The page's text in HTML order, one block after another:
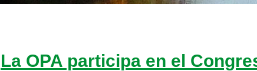
La OPA participa en el